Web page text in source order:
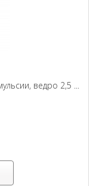
ведро 2,5 ...